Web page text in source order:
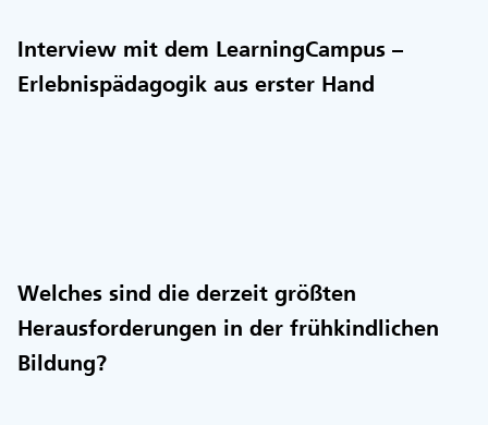
Interview mit dem LearningCampus –
Erlebnispädagogik aus erster Hand
Welches sind die derzeit größten
Herausforderungen in der frühkindlichen
Bildung?